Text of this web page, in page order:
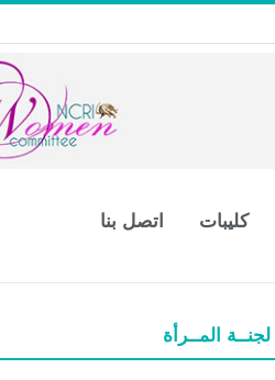
كليبات اتصل بنا
لجنــة المــرأة